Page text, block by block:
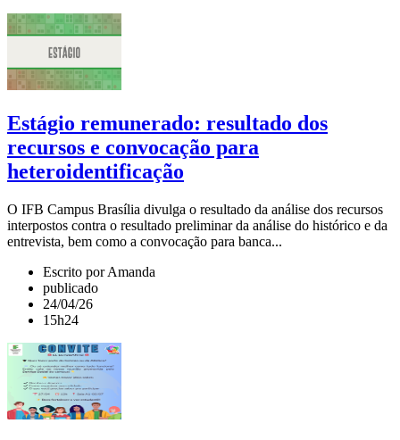
Estágio remunerado: resultado dos
recursos e convocação para
heteroidentificação
O IFB Campus Brasília divulga o resultado da análise dos recursos
interpostos contra o resultado preliminar da análise do histórico e da
entrevista, bem como a convocação para banca...
Escrito por Amanda
publicado
24/04/26
15h24